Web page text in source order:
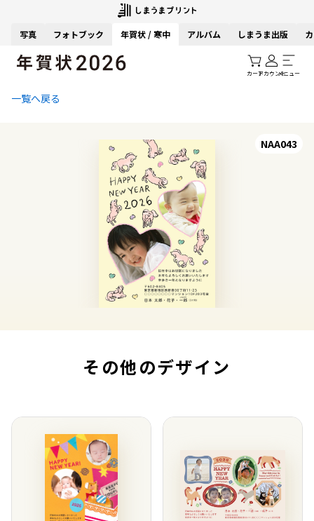
写真 フォトブック 年賀状 / 寒中 アルバム しまうま出版
カートアカウントメニュー
一覧へ戻る
NAA043
その他のデザイン